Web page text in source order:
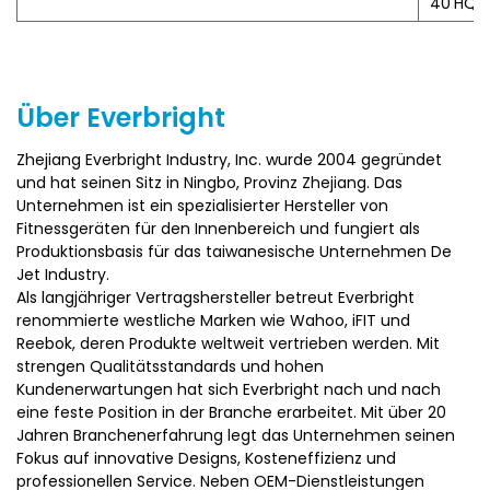
Verletzungen erholen. Die Bewegung mit geringer
und stabilere Bewegung, wodurch Vibrationen und Schock
während des Trainings reduziert werden.
6) Ausgestattet mit verstellbaren Fußstützen,
atmungsaktivem Netz und rotierbaren Armlehnen
verbessert es den Komfort und die Funktionalität für den
erweiterten Gebrauch.
Über Everbright
Zhejiang Everbright Industry, Inc. wurde 2004 gegründet
und hat seinen Sitz in Ningbo, Provinz Zhejiang. Das
Unternehmen ist ein spezialisierter Hersteller von
Fitnessgeräten für den Innenbereich und fungiert als
Produktionsbasis für das taiwanesische Unternehmen De
Jet Industry.
Als langjähriger Vertragshersteller betreut Everbright
renommierte westliche Marken wie Wahoo, iFIT und
Reebok, deren Produkte weltweit vertrieben werden. Mit
strengen Qualitätsstandards und hohen
Kundenerwartungen hat sich Everbright nach und nach
eine feste Position in der Branche erarbeitet. Mit über 20
Jahren Branchenerfahrung legt das Unternehmen seinen
Fokus auf innovative Designs, Kosteneffizienz und
professionellen Service. Neben OEM-Dienstleistungen